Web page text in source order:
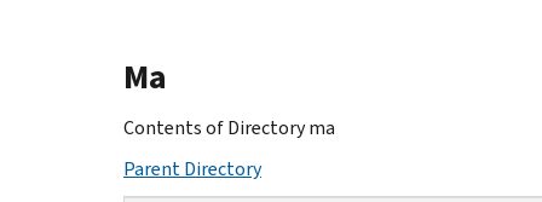
Beginning
of
main
Ma
Contents of Directory ma
Parent Directory